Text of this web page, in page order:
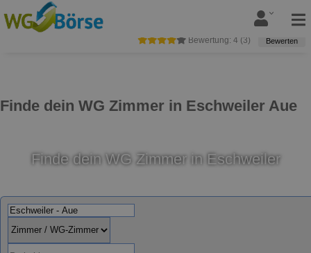
Finde dein WG Zimmer in Eschweiler Aue
Bewertung: 4 (3) Bewerten
Finde dein WG Zimmer in Eschweiler